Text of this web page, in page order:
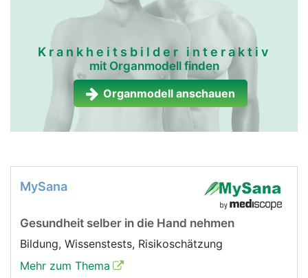
Krankheitsbilder interaktiv
mit Organmodell finden
Organmodell anschauen
MySana
Gesundheit selber in die Hand nehmen
Bildung, Wissenstests, Risikoschätzung
Mehr zum Thema